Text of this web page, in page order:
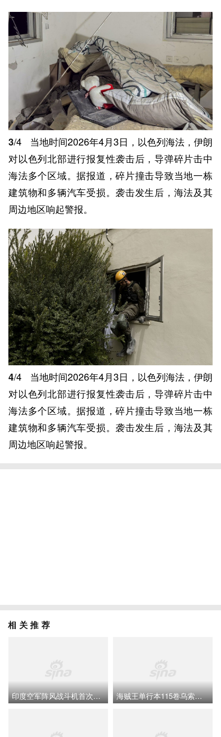
3/4
当地时间2026年4月3日，以色列海法，伊朗
对以色列北部进行报复性袭击后，导弹碎片击中
海法多个区域。据报道，碎片撞击导致当地一栋
建筑物和多辆汽车受损。袭击发生后，海法及其
周边地区响起警报。
4/4
当地时间2026年4月3日，以色列海法，伊朗
对以色列北部进行报复性袭击后，导弹碎片击中
海法多个区域。据报道，碎片撞击导致当地一栋
建筑物和多辆汽车受损。袭击发生后，海法及其
周边地区响起警报。
相关推荐
印度空军阵风战斗机首次参加澳大利亚“漆黑”多国军演 海贼王单行本115卷乌索普画廊精彩入选作品集锦（59张图）